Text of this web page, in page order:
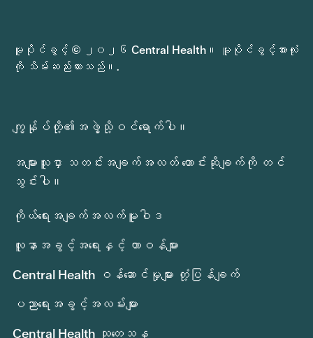
မူပိုင်ခွင့် © ၂၀၂၆ Central Health။ မူပိုင်ခွင့်အားလုံး
ကို သိမ်းဆည်းထားသည်။.
ကျွန်ုပ်တို့၏အဖွဲ့သို့ဝင်ရောက်ပါ။
အများသူငှာ သတင်းအချက်အလတ် တောင်းဆိုချက်ကို တင်
သွင်းပါ။
ကိုယ်ရေးအချက်အလက်မူဝါဒ
လူနာအခွင့်အရေးနှင့် တာဝန်များ
Central Health ဝန်ဆောင်မှုများ တုံ့ပြန်ချက်
ပညာရေးအခွင့်အလမ်းများ
Central Health သုတေသန